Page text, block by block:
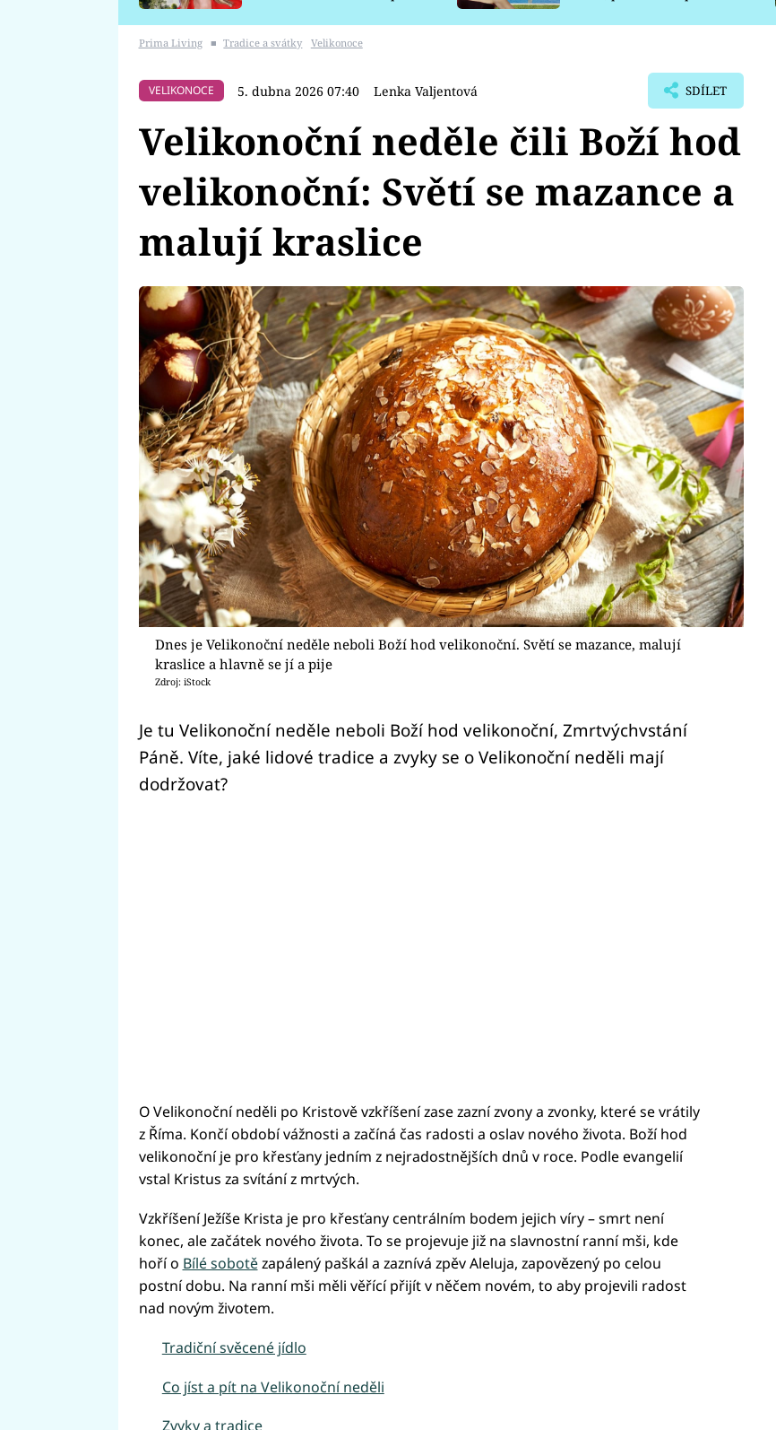
Prima Living ■ Tradice a svátky Velikonoce
VELIKONOCE 5. dubna 2026 07:40 Lenka Valjentová SDÍLET
Velikonoční neděle čili Boží hod
velikonoční: Světí se mazance a
malují kraslice
Dnes je Velikonoční neděle neboli Boží hod velikonoční. Světí se mazance, malují
kraslice a hlavně se jí a pije
Zdroj: iStock
Je tu Velikonoční neděle neboli Boží hod velikonoční, Zmrtvýchvstání
Páně. Víte, jaké lidové tradice a zvyky se o Velikonoční neděli mají
dodržovat?
O Velikonoční neděli po Kristově vzkříšení zase zazní zvony a zvonky, které se vrátily
z Říma. Končí období vážnosti a začíná čas radosti a oslav nového života. Boží hod
velikonoční je pro křesťany jedním z nejradostnějších dnů v roce. Podle evangelií
vstal Kristus za svítání z mrtvých.
Vzkříšení Ježíše Krista je pro křesťany centrálním bodem jejich víry – smrt není
konec, ale začátek nového života. To se projevuje již na slavnostní ranní mši, kde
hoří o Bílé sobotězapálený paškál a zaznívá zpěv Aleluja, zapovězený po celou
postní dobu. Na ranní mši měli věřící přijít v něčem novém, to aby projevili radost
nad novým životem.
Tradiční svěcené jídlo
Co jíst a pít na Velikonoční neděli
Zvyky a tradice